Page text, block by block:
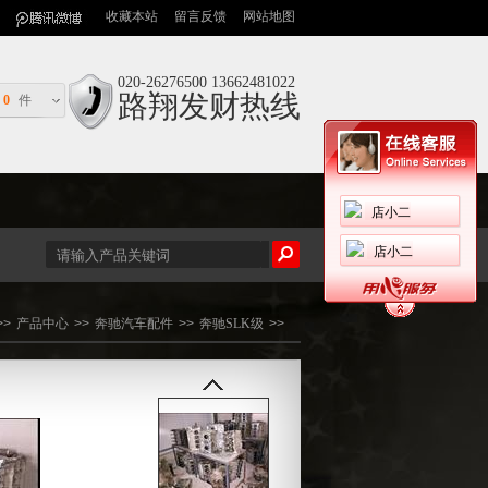
网站地图
留言反馈
收藏本站
020-26276500 13662481022
路翔发财热线
0 件
产品中心 >> 奔驰汽车配件 >> 奔驰SLK级 >>
店小二
店小二